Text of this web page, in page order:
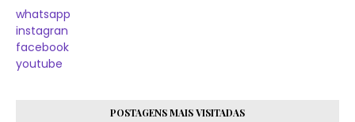
whatsapp
instagran
facebook
youtube
POSTAGENS MAIS VISITADAS